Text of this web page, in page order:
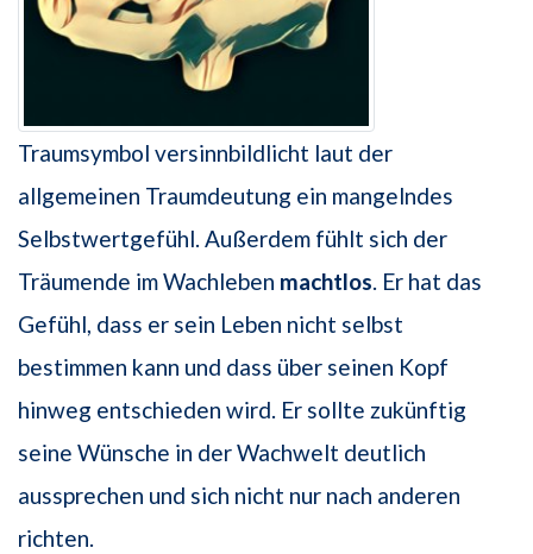
Traumsymbol versinnbildlicht laut der
allgemeinen Traumdeutung ein mangelndes
Selbstwertgefühl. Außerdem fühlt sich der
Träumende im Wachleben machtlos. Er hat das
Gefühl, dass er sein Leben nicht selbst
bestimmen kann und dass über seinen Kopf
hinweg entschieden wird. Er sollte zukünftig
seine Wünsche in der Wachwelt deutlich
aussprechen und sich nicht nur nach anderen
richten.